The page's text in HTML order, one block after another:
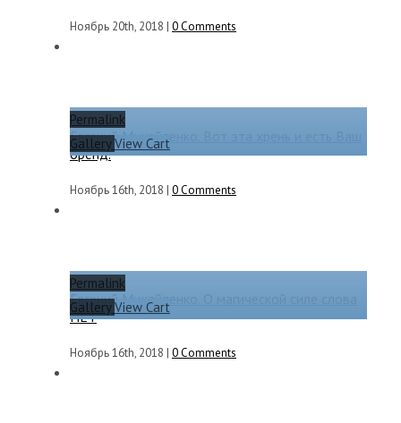
Ноябрь 20th, 2018 | 0 Comments
Permalink
GalleryView Cart
Евгений Михайленко. Вот эта хрень и есть Ваш
бренд.
Ноябрь 16th, 2018 | 0 Comments
Permalink
GalleryView Cart
Евгений Михайленко. О магической силе слова
НЕТ
Ноябрь 16th, 2018 | 0 Comments